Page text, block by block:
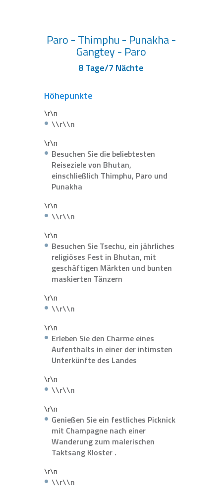
Paro - Thimphu - Punakha -
Gangtey - Paro
8 Tage/7 Nächte
Höhepunkte
\r\n
\\r\\n
\r\n
Besuchen Sie die beliebtesten
Reiseziele von Bhutan,
einschließlich Thimphu, Paro und
Punakha
\r\n
\\r\\n
\r\n
Besuchen Sie Tsechu, ein jährliches
religiöses Fest in Bhutan, mit
geschäftigen Märkten und bunten
maskierten Tänzern
\r\n
\\r\\n
\r\n
Erleben Sie den Charme eines
Aufenthalts in einer der intimsten
Unterkünfte des Landes
\r\n
\\r\\n
\r\n
Genießen Sie ein festliches Picknick
mit Champagne nach einer
Wanderung zum malerischen
Taktsang Kloster .
\r\n
\\r\\n